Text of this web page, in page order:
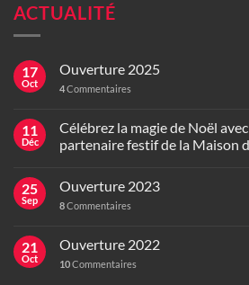
ACTUALITÉ
17
Oct
Ouverture 2025
4Commentaires
11
Déc
Célébrez la magie de Noël
partenaire festif de la Maison
25
Sep
Ouverture 2023
8Commentaires
21
Oct
Ouverture 2022
10Commentaires